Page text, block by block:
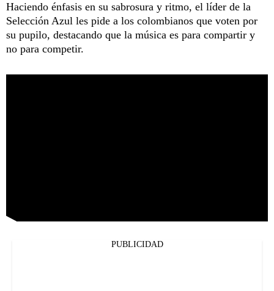
Haciendo énfasis en su sabrosura y ritmo, el líder de la
Selección Azul les pide a los colombianos que voten por
su pupilo, destacando que la música es para compartir y
no para competir.
PUBLICIDAD